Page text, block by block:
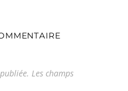
Les champs